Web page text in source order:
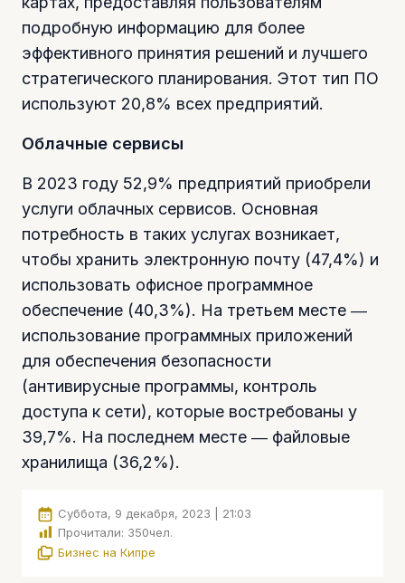
подробную информацию для более
эффективного принятия решений и лучшего
стратегического планирования. Этот тип ПО
используют 20,8% всех предприятий.
Облачные сервисы
В 2023 году 52,9% предприятий приобрели
услуги облачных сервисов. Основная
потребность в таких услугах возникает,
чтобы хранить электронную почту (47,4%) и
использовать офисное программное
обеспечение (40,3%). На третьем месте ―
использование программных приложений
для обеспечения безопасности
(антивирусные программы, контроль
доступа к сети), которые востребованы у
39,7%. На последнем месте ― файловые
хранилища (36,2%).
Суббота, 9 декабря, 2023 | 21:03
Прочитали: 350чел.
Бизнес на Кипре